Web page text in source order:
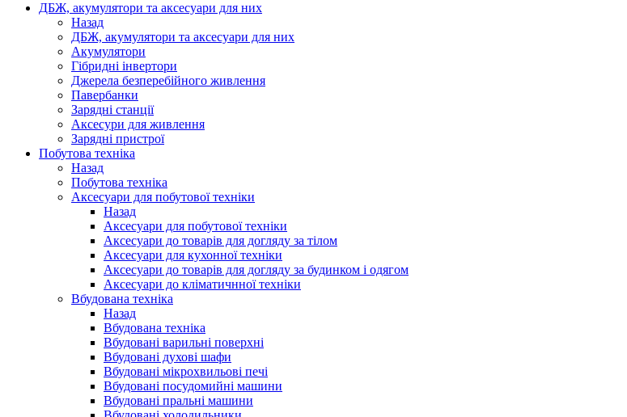
ДБЖ, акумулятори та аксесуари для них
Назад
ДБЖ, акумулятори та аксесуари для них
Акумулятори
Гібридні інвертори
Джерела безперебійного живлення
Павербанки
Зарядні станції
Аксесури для живлення
Зарядні пристрої
Побутова техніка
Назад
Побутова техніка
Аксесуари для побутової техніки
Назад
Аксесуари для побутової техніки
Аксесуари до товарів для догляду за тілом
Аксесуари для кухонної техніки
Аксесуари до товарів для догляду за будинком і одягом
Аксесуари до кліматичнної техніки
Вбудована техніка
Назад
Вбудована техніка
Вбудовані варильні поверхні
Вбудовані духові шафи
Вбудовані мікрохвильові печі
Вбудовані посудомийні машини
Вбудовані пральні машини